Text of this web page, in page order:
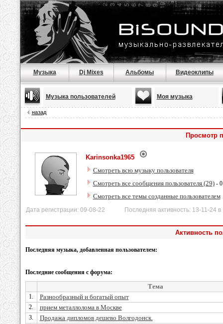
Музыка Dj Mixes Альбомы Видеоклипы
Музыка пользователей Моя музыка
назад
Просмотр
Karinsonka1965
Смотреть всю музыку пользователя
Смотреть все сообщения пользователя (29)-
Смотреть все темы созданные пользователем
Дата регистрации: 09-08-22 Последняя активность: 13-11-24 в
Активность
Последняя музыка, добавленная пользователем:
Последние сообщения с форума:
Тема
1. Разнообразный и богатый опыт
2. прием металлолома в Москве
3. Продажа дипломов дешево Волгодонск.